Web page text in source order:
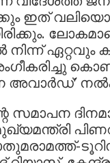
ഇത്
നിന്ന് ഏറ്റവും
അവാര്‍ഡ്’
സമാപന